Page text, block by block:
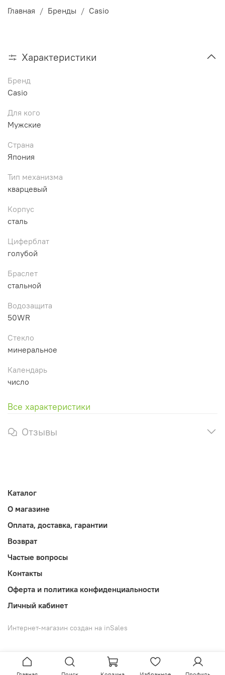
Главная Бренды Casio
Характеристики
Бренд
Casio
Для кого
Мужские
Страна
Япония
Тип механизма
кварцевый
Корпус
сталь
Циферблат
голубой
Браслет
стальной
Водозащита
50WR
Стекло
минеральное
Календарь
число
Все характеристики
Отзывы
Каталог
О магазине
Оплата, доставка, гарантии
Возврат
Частые вопросы
Контакты
Оферта и политика конфиденциальности
Личный кабинет
Интернет-магазин создан на inSales